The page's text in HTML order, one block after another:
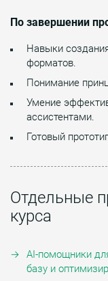
По завершении
Навыки
форматов.
Понимание
Умение
ассистентами.
Готовый
Отдельные
курса
AI-помощники
базу и